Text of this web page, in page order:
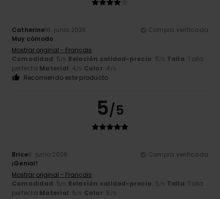
Catherine16. junio 2026
Compra verificada
Muy cómodo
Mostrar original - Français
Comodidad: 5/5 Relación calidad-precio: 5/5 Talla: Talla
perfecta Material: 4/5 Color: 4 /5
Recomiendo este producto
5/5
Brice6. junio 2026
Compra verificada
¡Genial!
Mostrar original - Français
Comodidad: 5/5 Relación calidad-precio: 5/5 Talla: Talla
perfecta Material: 5/5 Color: 5 /5